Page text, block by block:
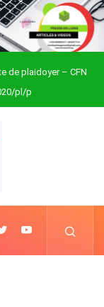
de plaidoyer – CFN
pl/p